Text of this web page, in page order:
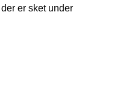
er sket under